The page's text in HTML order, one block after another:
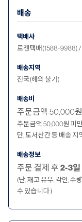
배송
택배사
로젠택배(1588-9988) /
배송지역
전국(해외 불가)
배송비
주문금액 50,000
주문금액 50,000원 미
단, 도서산간 등 배송
배송정보
주문 결제 후2-3일
(단, 재고 유무, 각인, 수
수 있습니다.)